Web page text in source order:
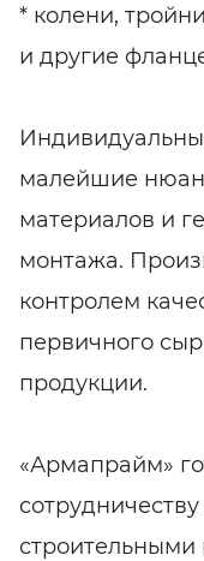
* колени,
и другие
малейшие
материалов и
монтажа.
контролем
первичного
продукции.
«Армапрайм»
строительными